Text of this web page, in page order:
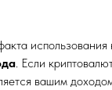
использования
. Если
вашим